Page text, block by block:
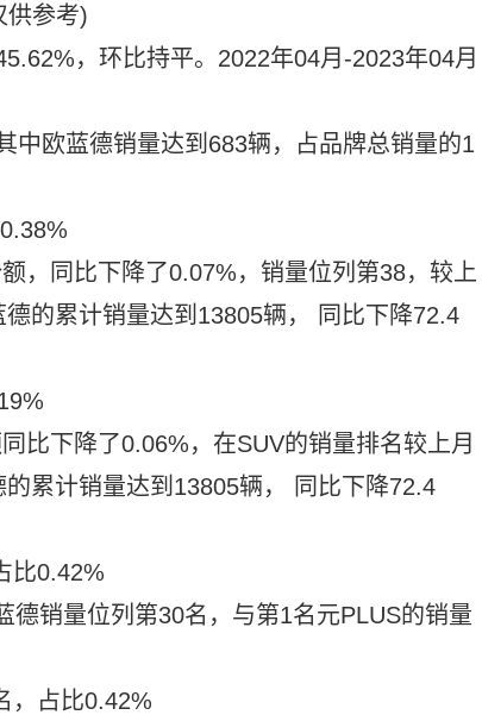
供参考)
，环比持平。2022年04月-2023年04月
中欧蓝德销量达到683辆，占品牌总销量的1
，同比下降了0.07%，销量位列第38，较上
的累计销量达到13805辆， 同比下降72.4
比下降了0.06%，在SUV的销量排名较上月
累计销量达到13805辆， 同比下降72.4
比0.42%
销量位列第30名，与第1名元PLUS的销量
，占比0.42%